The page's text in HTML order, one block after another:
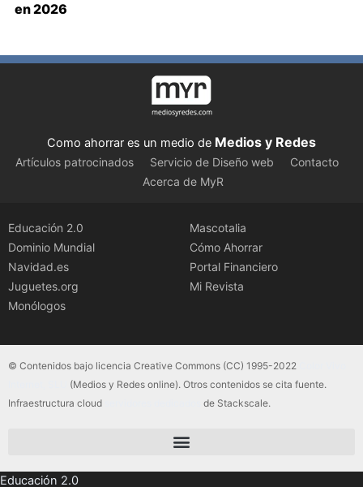
en 2026
Como ahorrar es un medio de Medios y Redes
Artículos patrocinados Servicio de Diseño web
Contacto
Acerca de MyR
Educación 2.0
Dominio Mundial
Navidad.es
Juguetes.org
Monólogos
Mascotalia
Cómo Ahorrar
Portal Financiero
Mi Revista
© Contenidos bajo licencia Creative Commons (CC) 1995-2022
(Medios y Redes online). Otros contenidos se cita fuente.
Infraestructura cloud
de Stackscale.
Educación 2.0